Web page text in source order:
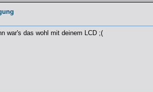
war's das wohl mit deinem LCD ;(